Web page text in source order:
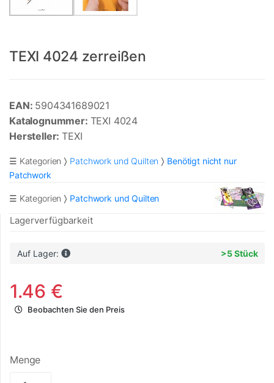
TEXI 4024 zerreißen
EAN: 5904341689021
Katalognummer: TEXI 4024
Hersteller: TEXI
☰ Kategorien Patchwork und Quilten
Benötigt nicht nur
Patchwork
☰ Kategorien Patchwork und Quilten
Lagerverfügbarkeit
Auf Lager: >5 Stück
1.46 €
Beobachten Sie den Preis
Menge